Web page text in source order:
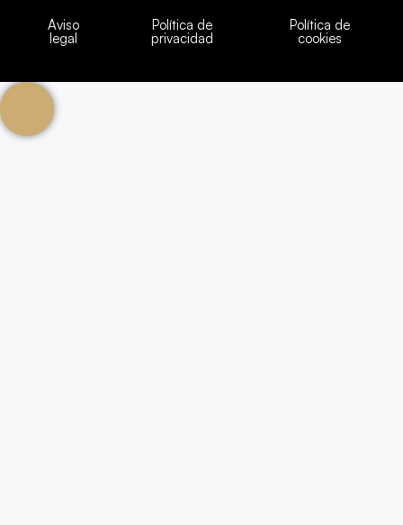
Aviso
legal
Política de
privacidad
Política de
cookies